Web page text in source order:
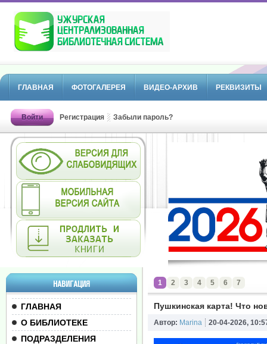
ГЛАВНАЯ ФОТОГАЛЕРЕЯ ВИДЕО-АРХИВ РЕКВИЗИТЫ
Войти Регистрация Забыли пароль?
НАВИГАЦИЯ
ГЛАВНАЯ
О БИБЛИОТЕКЕ
ПОДРАЗДЕЛЕНИЯ
1 2 3 4 5 6 7
Пушкинская карта! Что
Автор: Marina 20-04-2026,